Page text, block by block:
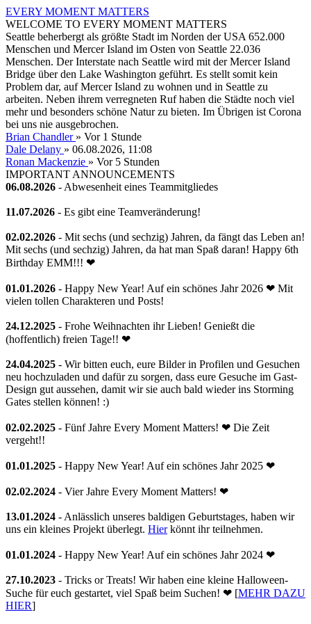
EVERY MOMENT MATTERS
WELCOME TO EVERY MOMENT MATTERS
Seattle beherbergt als größte Stadt im Norden der USA 652.000
Menschen und Mercer Island im Osten von Seattle 22.036
Menschen. Der Interstate nach Seattle wird mit der Mercer Island
Bridge über den Lake Washington geführt. Es stellt somit kein
Problem dar, auf Mercer Island zu wohnen und in Seattle zu
arbeiten. Neben ihrem verregneten Ruf haben die Städte noch viel
mehr und besonders schöne Natur zu bieten. Im Übrigen ist Corona
bei uns nie ausgebrochen.
Brian Chandler » Vor 1 Stunde
Dale Delany » 06.08.2026, 11:08
Ronan Mackenzie » Vor 5 Stunden
IMPORTANT ANNOUNCEMENTS
06.08.2026 - Abwesenheit eines Teammitgliedes
11.07.2026 - Es gibt eine Teamveränderung!
02.02.2026 - Mit sechs (und sechzig) Jahren, da fängt das Leben an!
Mit sechs (und sechzig) Jahren, da hat man Spaß daran! Happy 6th
Birthday EMM!!! ❤
01.01.2026 - Happy New Year! Auf ein schönes Jahr 2026 ❤ Mit
vielen tollen Charakteren und Posts!
24.12.2025 - Frohe Weihnachten ihr Lieben! Genießt die
(hoffentlich) freien Tage!! ❤
24.04.2025 - Wir bitten euch, eure Bilder in Profilen und Gesuchen
neu hochzuladen und dafür zu sorgen, dass eure Gesuche im Gast-
Design gut aussehen, damit wir sie auch bald wieder ins Storming
Gates stellen können! :)
02.02.2025 - Fünf Jahre Every Moment Matters! ❤ Die Zeit
vergeht!!
01.01.2025 - Happy New Year! Auf ein schönes Jahr 2025 ❤
02.02.2024 - Vier Jahre Every Moment Matters! ❤
13.01.2024 - Anlässlich unseres baldigen Geburtstages, haben wir
uns ein kleines Projekt überlegt. Hierkönnt ihr teilnehmen.
01.01.2024 - Happy New Year! Auf ein schönes Jahr 2024 ❤
27.10.2023 - Tricks or Treats! Wir haben eine kleine Halloween-
Suche für euch gestartet, viel Spaß beim Suchen! ❤ [MEHR DAZU
HIER]